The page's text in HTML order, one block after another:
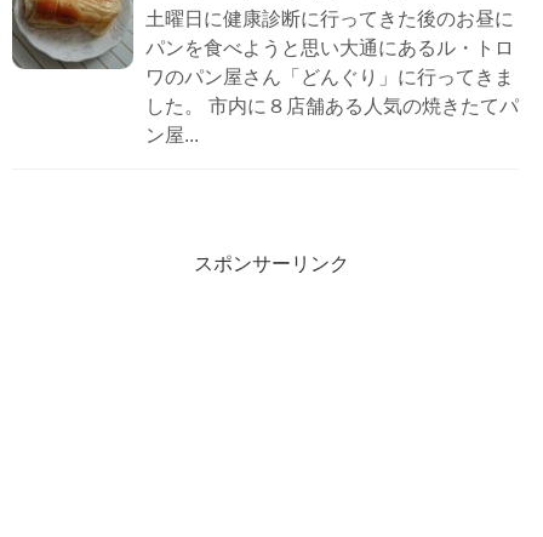
土曜日に健康診断に行ってきた後のお昼に
パンを食べようと思い大通にあるル・トロ
ワのパン屋さん「どんぐり」に行ってきま
した。 市内に８店舗ある人気の焼きたてパ
ン屋...
スポンサーリンク